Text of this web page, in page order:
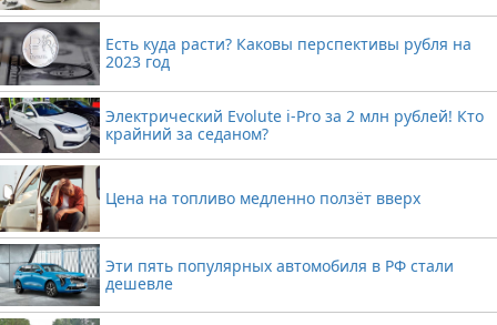
Есть куда расти? Каковы перспективы рубля на
2023 год
Электрический Evolute i-Pro за 2 млн рублей! Кто
крайний за седаном?
Цена на топливо медленно ползёт вверх
Эти пять популярных автомобиля в РФ стали
дешевле